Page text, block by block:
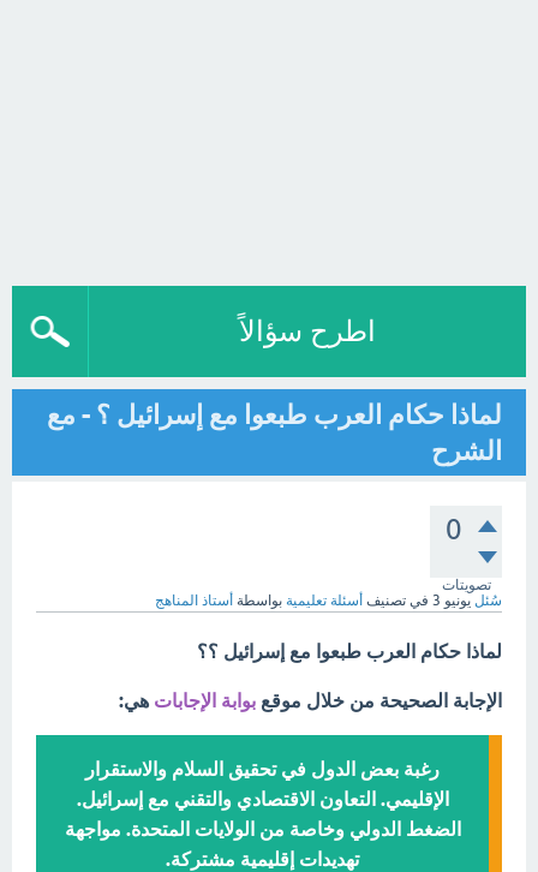
اطرح سؤالاً
لماذا حكام العرب طبعوا مع إسرائيل ؟ - مع
الشرح
0
تصويتات
سُئل يونيو 3 في تصنيف أسئلة تعليمية بواسطة أستاذ المناهج
لماذا حكام العرب طبعوا مع إسرائيل ؟؟
الإجابة الصحيحة من خلال موقع بوابة الإجابات هي:
رغبة بعض الدول في تحقيق السلام والاستقرار
الإقليمي. التعاون الاقتصادي والتقني مع إسرائيل.
الضغط الدولي وخاصة من الولايات المتحدة. مواجهة
تهديدات إقليمية مشتركة.